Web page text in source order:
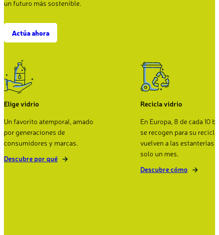
un futuro más sostenible.
Actúa ahora
Elige vidrio
Un favorito atemporal, amado
por generaciones de
consumidores y marcas.
Descubre por qué
Recicla vidrio
En Europa, 8 de cada 10
se recogen para su
vuelven a las estanterías
solo un mes.
Descubre cómo